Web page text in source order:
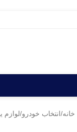
خانه/انتخاب خودرو/لوازم